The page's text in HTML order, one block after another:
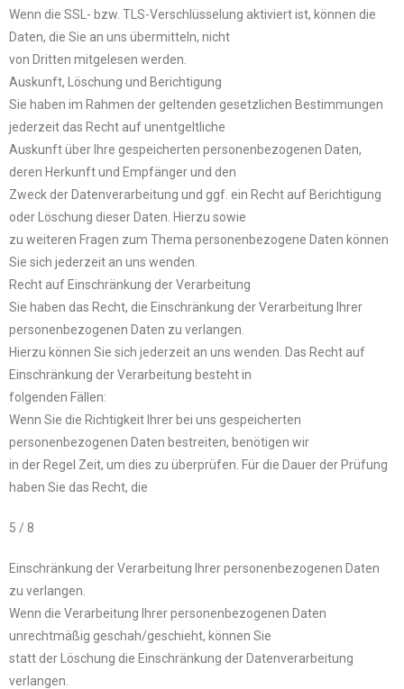
Wenn die SSL- bzw. TLS-Verschlüsselung aktiviert ist, können die
Daten, die Sie an uns übermitteln, nicht
von Dritten mitgelesen werden.
Auskunft, Löschung und Berichtigung
Sie haben im Rahmen der geltenden gesetzlichen Bestimmungen
jederzeit das Recht auf unentgeltliche
Auskunft über Ihre gespeicherten personenbezogenen Daten,
deren Herkunft und Empfänger und den
Zweck der Datenverarbeitung und ggf. ein Recht auf Berichtigung
oder Löschung dieser Daten. Hierzu sowie
zu weiteren Fragen zum Thema personenbezogene Daten können
Sie sich jederzeit an uns wenden.
Recht auf Einschränkung der Verarbeitung
Sie haben das Recht, die Einschränkung der Verarbeitung Ihrer
personenbezogenen Daten zu verlangen.
Hierzu können Sie sich jederzeit an uns wenden. Das Recht auf
Einschränkung der Verarbeitung besteht in
folgenden Fällen:
Wenn Sie die Richtigkeit Ihrer bei uns gespeicherten
personenbezogenen Daten bestreiten, benötigen wir
in der Regel Zeit, um dies zu überprüfen. Für die Dauer der Prüfung
haben Sie das Recht, die
5 / 8
Einschränkung der Verarbeitung Ihrer personenbezogenen Daten
zu verlangen.
Wenn die Verarbeitung Ihrer personenbezogenen Daten
unrechtmäßig geschah/geschieht, können Sie
statt der Löschung die Einschränkung der Datenverarbeitung
verlangen.